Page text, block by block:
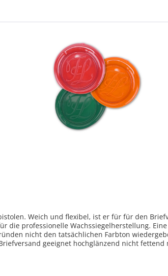
Weich und flexibel, ist er für für den
die professionelle Wachssiegelherstellung.
nicht den tatsächlichen Farbton